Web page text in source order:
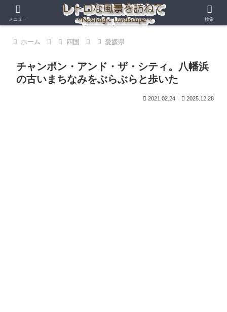
ホーム 四国 愛媛県
チャンポン・アンド・ザ・シティ。八幡浜
の古いまちなみをぶらぶらと歩いた
2021.02.24 2025.12.28
メニュー 検索